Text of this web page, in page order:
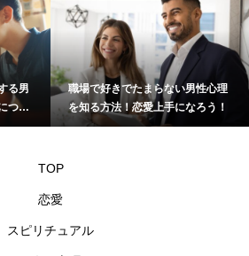
る男
つい
職場で好きでたまらない男性心理
を知る方法！恋愛上手になろう！
TOP
恋愛
スピリチュアル